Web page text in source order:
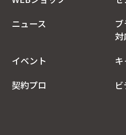
ニュース
イベント
契約プロ